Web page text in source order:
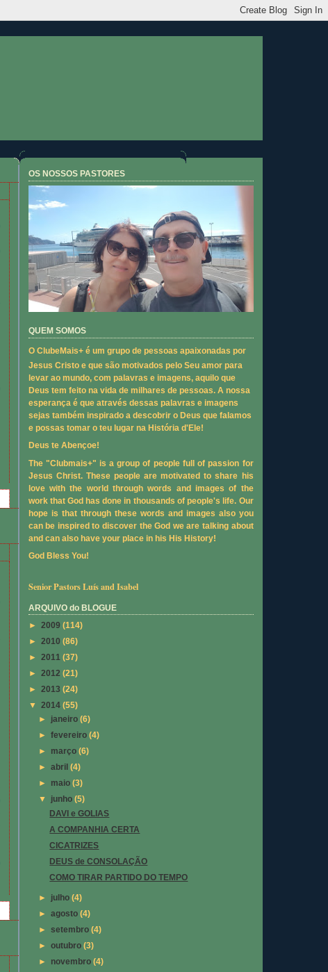
OS NOSSOS PASTORES
QUEM SOMOS
O ClubeMais+ é um grupo de pessoas apaixonadas por
Jesus Cristo e que são motivados pelo Seu amor para
levar ao mundo, com palavras e imagens, aquilo que
Deus tem feito na vida de milhares de pessoas. A nossa
esperança é que através dessas palavras e imagens
sejas também inspirado a descobrir o Deus que falamos
e possas tomar o teu lugar na História d'Ele!
Deus te Abençoe!
The "Clubmais+" is a group of people full of passion for
Jesus Christ. These people are motivated to share his
love with the world through words and images of the
work that God has done in thousands of people's life. Our
hope is that through these words and images also you
can be inspired to discover the God we are talking about
and can also have your place in his His History!
God Bless You!
Senior Pastors Luís and Isabel
ARQUIVO do BLOGUE
► 2009 (114)
► 2010 (86)
► 2011 (37)
► 2012 (21)
► 2013 (24)
▼ 2014 (55)
► janeiro(6)
►fevereiro(4)
► março(6)
►abril(4)
► maio(3)
▼ junho(5)
DAVI e GOLIAS
A COMPANHIA CERTA
CICATRIZES
DEUS de CONSOLAÇÃO
COMO TIRAR PARTIDO DO TEMPO
► julho(4)
►agosto(4)
►setembro(4)
►outubro(3)
► novembro(4)